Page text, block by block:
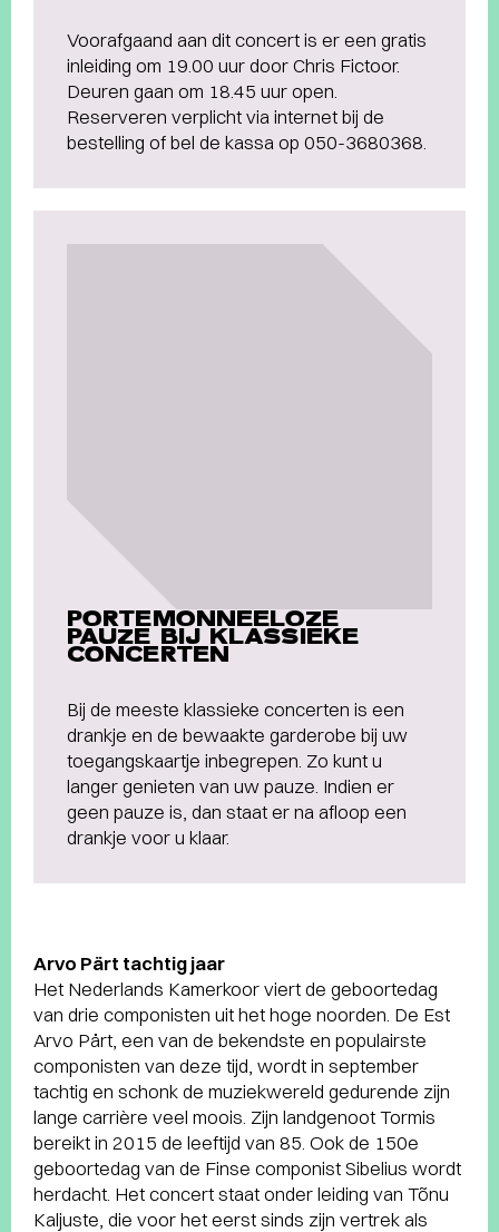
Voorafgaand aan dit concert is er een gratis
inleiding om 19.00 uur door Chris Fictoor.
Deuren gaan om 18.45 uur open.
Reserveren verplicht via internet bij de
bestelling of bel de kassa op 050-3680368.
PORTEMONNEELOZE
PAUZE BIJ KLASSIEKE
CONCERTEN
Bij de meeste klassieke concerten is een
drankje en de bewaakte garderobe bij uw
toegangskaartje inbegrepen. Zo kunt u
langer genieten van uw pauze. Indien er
geen pauze is, dan staat er na afloop een
drankje voor u klaar.
Arvo Pärt tachtig jaar
Het Nederlands Kamerkoor viert de geboortedag
van drie componisten uit het hoge noorden. De Est
Arvo Pärt, een van de bekendste en populairste
componisten van deze tijd, wordt in september
tachtig en schonk de muziekwereld gedurende zijn
lange carrière veel moois. Zijn landgenoot Tormis
bereikt in 2015 de leeftijd van 85. Ook de 150e
geboortedag van de Finse componist Sibelius wordt
herdacht. Het concert staat onder leiding van Tõnu
Kaljuste, die voor het eerst sinds zijn vertrek als